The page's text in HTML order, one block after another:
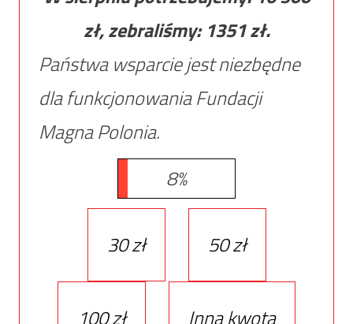
zł, zebraliśmy: 1351zł.
Państwa wsparcie jest niezbędne
dla funkcjonowania Fundacji
Magna Polonia.
8%
30 zł 50 zł
100 zł Inna kwota